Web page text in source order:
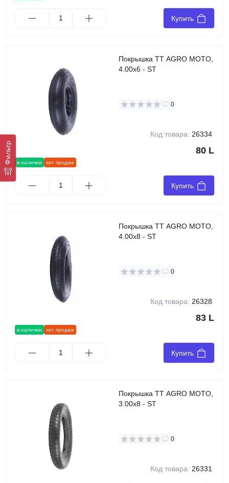
Фильтр
Купить
в наличии хит продаж
Покрышка TT AGRO MOTO,
4.00x6 - ST
0
Код товара: 26334
80 L
Купить
в наличии хит продаж
Покрышка TT AGRO MOTO,
4.00x8 - ST
0
Код товара: 26328
83 L
Купить
Покрышка TT AGRO MOTO,
3.00x8 - ST
0
Код товара: 26331